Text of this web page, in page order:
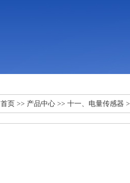
首页 >> 产品中心 >> 十一、电量传感器